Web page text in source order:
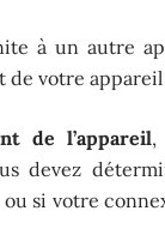
à un autre
votre
de l’appareil,
devez
ou si votre